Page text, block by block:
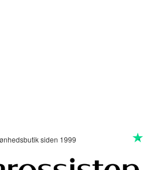
siden 1999